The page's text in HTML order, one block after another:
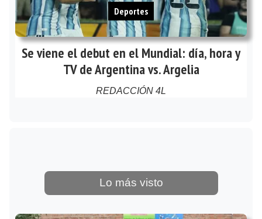
Se viene el debut en el Mundial: día, hora y
TV de Argentina vs. Argelia
REDACCIÓN 4L
Deportes
Lo más visto